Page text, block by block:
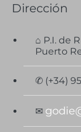
Dirección
⌂ P.I. de
Puerto
✆ (+34)
✉